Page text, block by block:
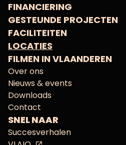
FINANCIERING
GESTEUNDE PROJECTEN
FACILITEITEN
LOCATIES
FILMEN IN VLAANDEREN
Over ons
Nieuws & events
Downloads
Contact
SNEL NAAR
Succesverhalen